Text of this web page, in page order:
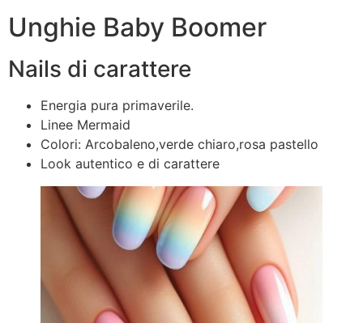
Unghie Baby Boomer
Nails di carattere
Energia pura primaverile.
Linee Mermaid
Colori: Arcobaleno,verde chiaro,rosa pastello
Look autentico e di carattere